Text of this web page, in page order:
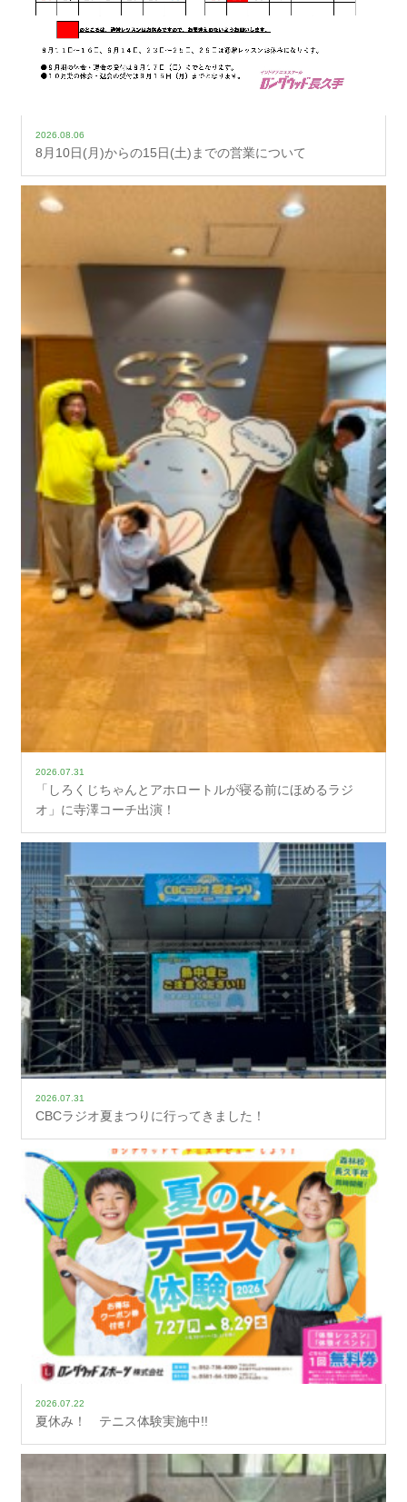
2026.08.06
8月10日(月)からの15日(土)までの営業について
2026.07.31
「しろくじちゃんとアホロートルが寝る前にほめるラジ
オ」に寺澤コーチ出演！
2026.07.31
CBCラジオ夏まつりに行ってきました！
2026.07.22
夏休み！ テニス体験実施中!!